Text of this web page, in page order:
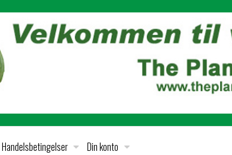
Din konto